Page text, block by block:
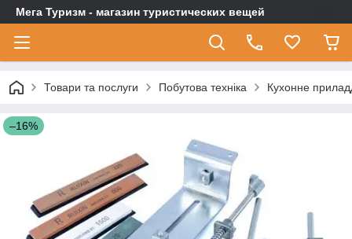
Мега Туризм - магазин туристических вещей
Товари та послуги Побутова техніка Кухонне
–16%